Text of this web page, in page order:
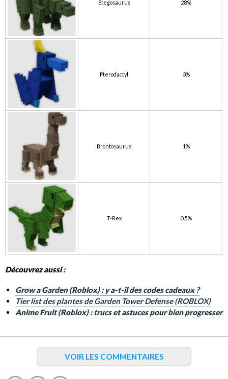
Stegosaurus 28%
Pterodactyl 3%
Brontosaurus 1%
T-Rex 0.5%
Découvrez aussi :
Grow a Garden (Roblox) : y a-t-il des codes cadeaux ?
Tier list des plantes de Garden Tower Defense (ROBLOX)
Anime Fruit (Roblox) : trucs et astuces pour bien progresser
VOIR LES COMMENTAIRES